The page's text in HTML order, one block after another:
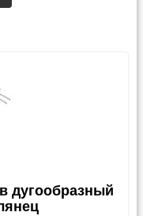
дугообразный